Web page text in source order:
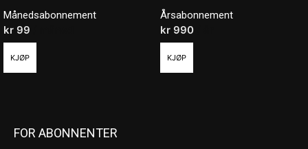
Månedsabonnement
kr 99
KJØP
Årsabonnement
kr990
KJØP
FOR ABONNENTER